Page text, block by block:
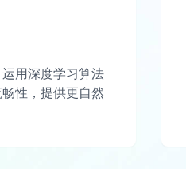
用深度学习算法
性，提供更自然